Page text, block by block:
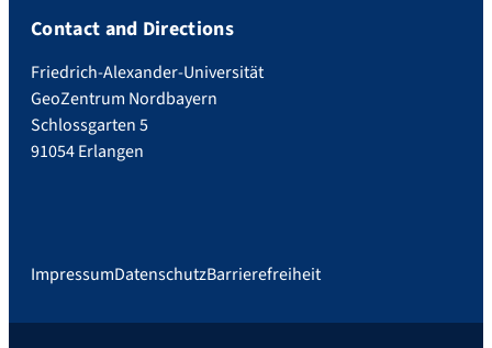
Contact and Directions
Friedrich-Alexander-Universität
GeoZentrum Nordbayern
Schlossgarten 5
91054 Erlangen
ImpressumDatenschutzBarrierefreiheit